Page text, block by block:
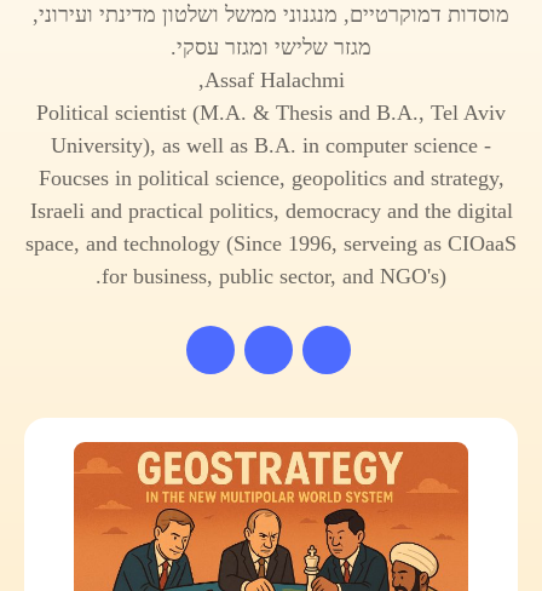
מוסדות דמוקרטיים, מנגנוני ממשל ושלטון מדינתי ועירוני,
מגזר שלישי ומגזר עסקי.
Assaf Halachmi,
Political scientist (M.A. & Thesis and B.A., Tel Aviv
University), as well as B.A. in computer science -
Foucses in political science, geopolitics and strategy,
Israeli and practical politics, democracy and the digital
space, and technology (Since 1996, serveing as CIOaaS
for business, public sector, and NGO's).